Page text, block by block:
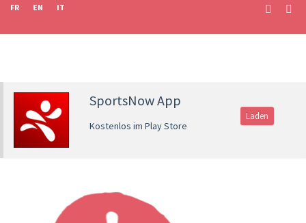
FR EN IT
SportsNow App
Kostenlos im Play Store
Laden